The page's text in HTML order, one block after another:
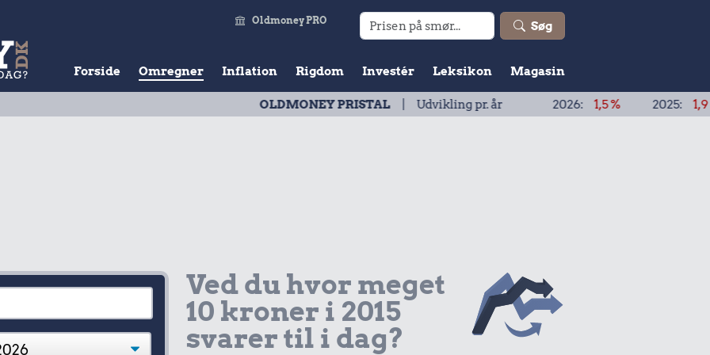
Søg
Oldmoney PRO
Forside Omregner Inflation Rigdom Investér Leksikon Magasin
OLDMONEY PRISTAL| Udvikling pr. år2026: 2025:
Ved du hvor meget
10 kroner i 2015
svarer til i dag?